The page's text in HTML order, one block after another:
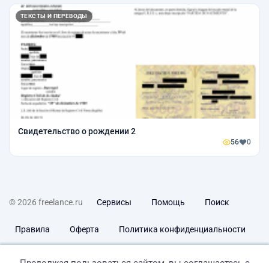
ТЕКСТЫ И ПЕРЕВОДЫ
Свидетельство о рождении 2
56 0
© 2026 freelance.ru Сервисы Помощь Поиск
Правила Оферта Политика конфиденциальности